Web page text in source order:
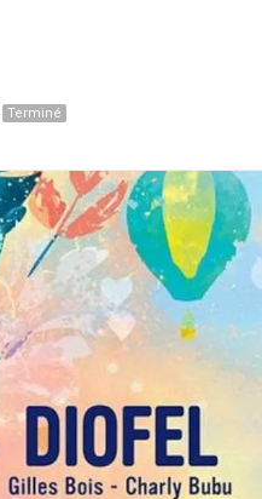
Terminé